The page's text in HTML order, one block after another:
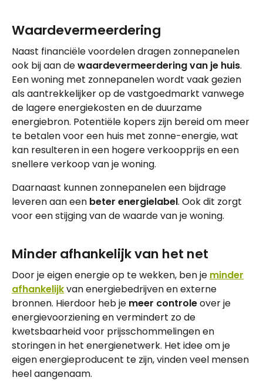
Waardevermeerdering
Naast financiële voordelen dragen zonnepanelen
ook bij aan dewaardevermeerdering van je huis.
Een woning met zonnepanelen wordt vaak gezien
als aantrekkelijker op de vastgoedmarkt vanwege
de lagere energiekosten en de duurzame
energiebron. Potentiële kopers zijn bereid om meer
te betalen voor een huis met zonne-energie, wat
kan resulteren in een hogere verkoopprijs en een
snellere verkoop van je woning.
Daarnaast kunnen zonnepanelen een bijdrage
leveren aan een beter energielabel. Ook dit zorgt
voor een stijging van de waarde van je woning.
Minder afhankelijk van het net
Door je eigen energie op te wekken, ben je minder
afhankelijkvan energiebedrijven en externe
bronnen. Hierdoor heb je meer controleover je
energievoorziening en vermindert zo de
kwetsbaarheid voor prijsschommelingen en
storingen in het energienetwerk. Het idee om je
eigen energieproducent te zijn, vinden veel mensen
heel aangenaam.